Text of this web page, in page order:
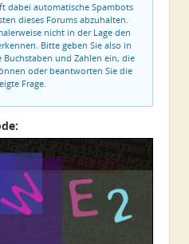
dabei automatische Spambots
dieses Forums abzuhalten.
nicht in der Lage den
Bitte geben Sie also in
und Zahlen ein, die
oder beantworten Sie die
Frage.